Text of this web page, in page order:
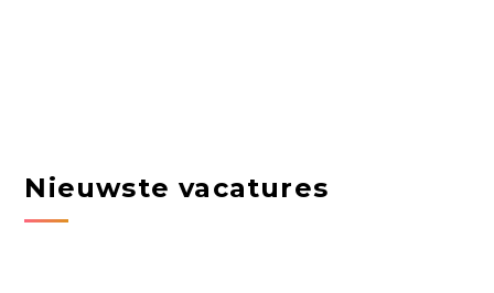
Nieuwste vacatures